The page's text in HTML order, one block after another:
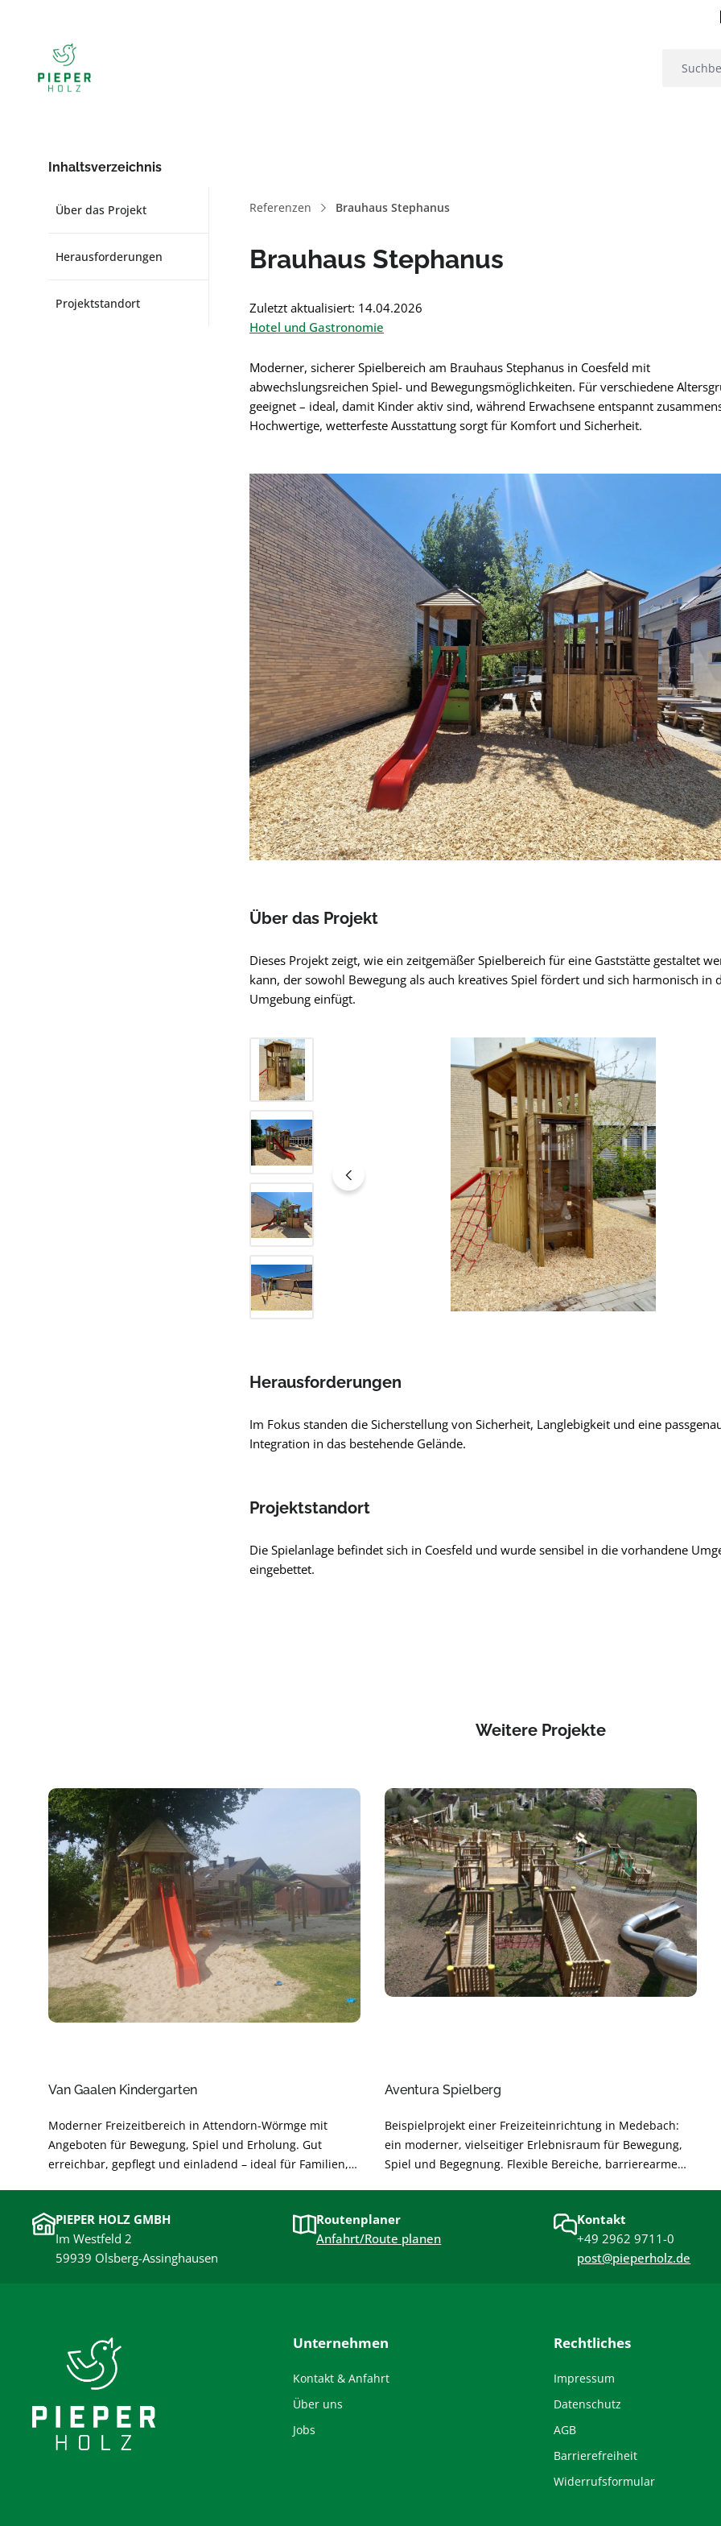
Inhaltsverzeichnis
Über das Projekt
Herausforderungen
Projektstandort
Referenzen Brauhaus Stephanus
Brauhaus Stephanus
Zuletzt aktualisiert: 14.04.2026
Hotel und Gastronomie
Moderner, sicherer Spielbereich am Brauhaus Stephanus in Coesfeld mit
abwechslungsreichen Spiel- und Bewegungsmöglichkeiten. Für verschiedene
geeignet – ideal, damit Kinder aktiv sind, während Erwachsene entspannt
Hochwertige, wetterfeste Ausstattung sorgt für Komfort und Sicherheit.
Über das Projekt
Dieses Projekt zeigt, wie ein zeitgemäßer Spielbereich für eine Gaststätte gestaltet
kann, der sowohl Bewegung als auch kreatives Spiel fördert und sich harmonisch in
Umgebung einfügt.
Bildergalerie überspringen
Herausforderungen
Im Fokus standen die Sicherstellung von Sicherheit, Langlebigkeit und eine
Integration in das bestehende Gelände.
Projektstandort
Die Spielanlage befindet sich in Coesfeld und wurde sensibel in die vorhandene
eingebettet.
Weitere Projekte
Van Gaalen Kindergarten
Moderner Freizeitbereich in Attendorn-Wörmge mit
Angeboten für Bewegung, Spiel und Erholung. Gut
erreichbar, gepflegt und einladend – ideal für Familien,
Aventura Spielberg
Beispielprojekt einer Freizeiteinrichtung in Medebach:
ein moderner, vielseitiger Erlebnisraum für Bewegung,
Spiel und Begegnung. Flexible Bereiche, barrierearme
geplant und modular erweiterbar – für langfristige
Freude und hohe Alltagstauglichkeit.
PIEPER HOLZ GMBH
Im Westfeld 2
59939 Olsberg-Assinghausen
Routenplaner
Anfahrt/Route planen
Kontakt
+49 2962 9711-0
post@pieperholz.de
Unternehmen
Kontakt & Anfahrt
Über uns
Jobs
Rechtliches
Impressum
Datenschutz
AGB
Barrierefreiheit
Widerrufsformular